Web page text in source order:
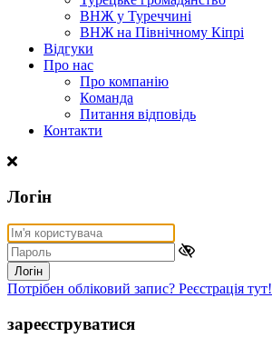
ВНЖ у Туреччині
ВНЖ на Північному Кіпрі
Відгуки
Про нас
Про компанію
Команда
Питання відповідь
Контакти
Логін
Логін
Потрібен обліковий запис? Реєстрація тут!
зареєструватися